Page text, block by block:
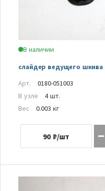
В наличии
слайдер ведущего шкива
Арт.
0180-051003
В узле
4 шт.
Вес
0.003 кг
90 ₽/шт